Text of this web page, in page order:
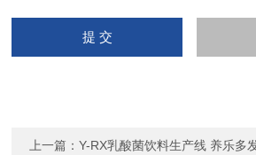
上一篇：Y-RX乳酸菌饮料生产线 养乐多